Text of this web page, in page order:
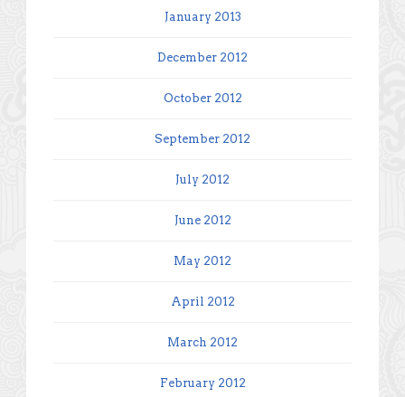
January 2013
December 2012
October 2012
September 2012
July 2012
June 2012
May 2012
April 2012
March 2012
February 2012